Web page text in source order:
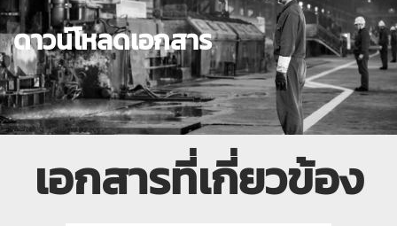
ดาวน์โหลดเอกสาร
เอกสารที่เกี่ยวข้อง